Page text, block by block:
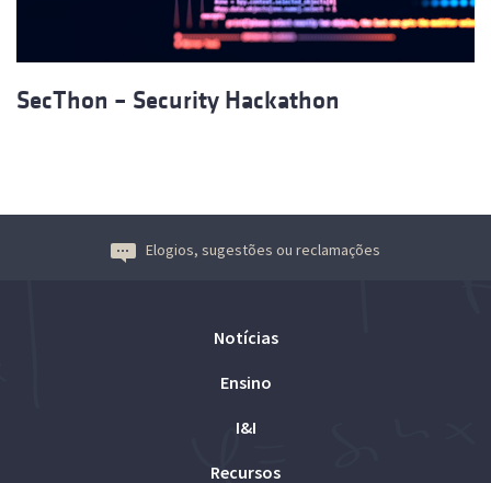
SecThon – Security Hackathon
Elogios, sugestões ou reclamações
Notícias
Ensino
I&I
Recursos